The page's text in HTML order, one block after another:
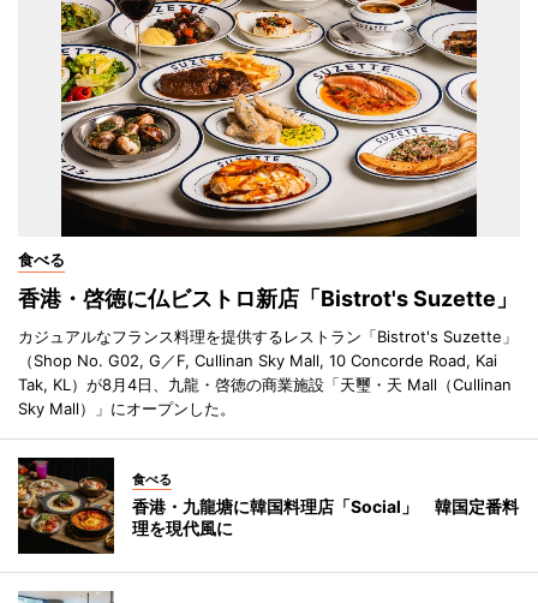
食べる
香港・啓徳に仏ビストロ新店「Bistrot's Suzette」
カジュアルなフランス料理を提供するレストラン「Bistrot's Suzette」
（Shop No. G02, G／F, Cullinan Sky Mall, 10 Concorde Road, Kai
Tak, KL）が8月4日、九龍・啓徳の商業施設「天璽・天 Mall（Cullinan
Sky Mall）」にオープンした。
食べる
香港・九龍塘に韓国料理店「Social」 韓国定番料
理を現代風に